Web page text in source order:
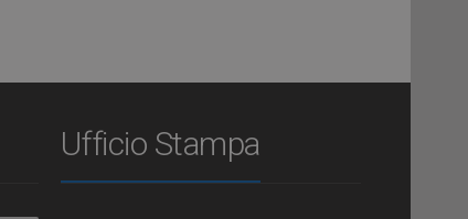
Ufficio Stampa